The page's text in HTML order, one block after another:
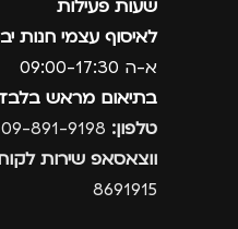
שעות פעילות
לאיסוף עצמי חנות
א-ה 09:00-17:30
בתיאום מראש
טלפון:
ווצאסאפ שירות
8691915